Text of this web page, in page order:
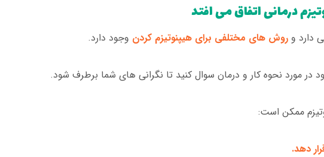
درمانی اتفاق می افتد
دارد و روش های مختلفی برای هیپنوتیزم کردن وجود دارد.
در مورد نحوه کار و درمان سوال کنید تا نگرانی های شما برطرف شود.
ممکن است:
دهد.